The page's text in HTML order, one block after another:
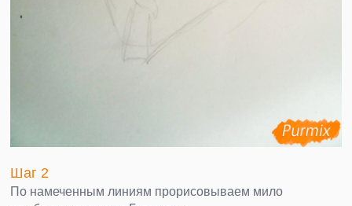
Шаг 2
По намеченным линиям прорисовываем мило